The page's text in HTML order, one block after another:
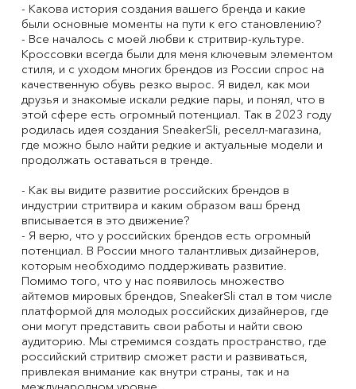
- Какова история создания вашего бренда и какие
были основные моменты на пути к его становлению?
- Все началось с моей любви к стритвир-культуре.
Кроссовки всегда были для меня ключевым элементом
стиля, и с уходом многих брендов из России спрос на
качественную обувь резко вырос. Я видел, как мои
друзья и знакомые искали редкие пары, и понял, что в
этой сфере есть огромный потенциал. Так в 2023 году
родилась идея создания SneakerSli, реселл-магазина,
где можно было найти редкие и актуальные модели и
продолжать оставаться в тренде.
- Как вы видите развитие российских брендов в
индустрии стритвира и каким образом ваш бренд
вписывается в это движение?
- Я верю, что у российских брендов есть огромный
потенциал. В России много талантливых дизайнеров,
которым необходимо поддерживать развитие.
Помимо того, что у нас появилось множество
айтемов мировых брендов, SneakerSli стал в том числе
платформой для молодых российских дизайнеров, где
они могут представить свои работы и найти свою
аудиторию. Мы стремимся создать пространство, где
российский стритвир сможет расти и развиваться,
привлекая внимание как внутри страны, так и на